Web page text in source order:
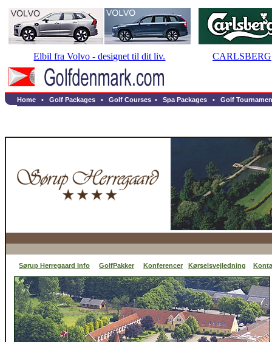
Elbil fra Volvo - designet til dit liv. CARLSBERG
Home • Golf Packages • Golf Courses • Spa Packages • Golf
Sørup Herregaard Info GolfPakker Konferencer Kørselsvejledning